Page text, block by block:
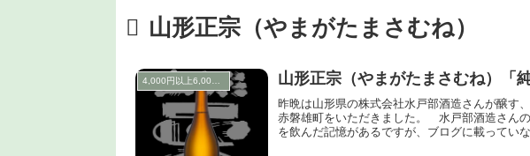
山形正宗（やまがたまさむね）
山形正宗（やまがたまさむね）「
昨晩は山形県の株式会社水戸部酒造さんが醸す
赤磐雄町をいただきました。 水戸部酒造さん
を飲んだ記憶があるですが、ブログに載ってい